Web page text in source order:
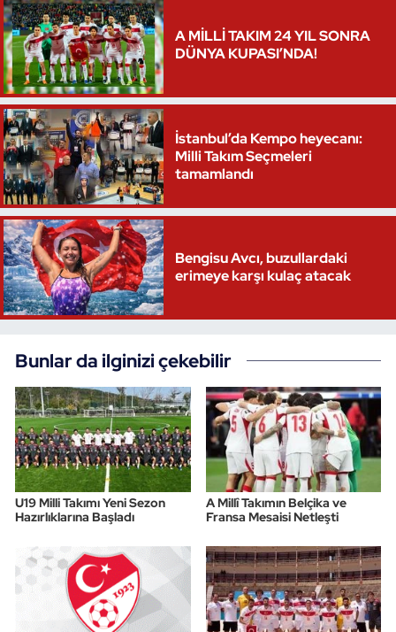
A MİLLİ TAKIM 24 YIL SONRA
DÜNYA KUPASI’NDA!
İstanbul’da Kempo heyecanı:
Milli Takım Seçmeleri
tamamlandı
Bengisu Avcı, buzullardaki
erimeye karşı kulaç atacak
Bunlar da ilginizi çekebilir
U19 Milli Takımı Yeni Sezon
Hazırlıklarına Başladı
A Millî Takımın Belçika ve
Fransa Mesaisi Netleşti
Triatlon
Voleybol
Vücut Geliştirme Fitness
Wushu Kungfu
Yelken
Yüzme